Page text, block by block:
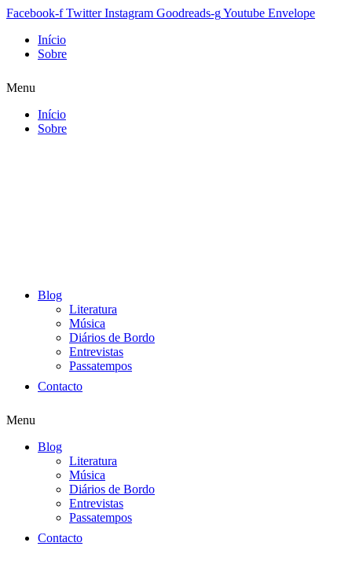
Facebook-f Twitter Instagram Goodreads-gYoutube Envelope
Início
Sobre
Menu
Início
Sobre
Blog
Literatura
Música
Diários de Bordo
Entrevistas
Passatempos
Contacto
Menu
Blog
Literatura
Música
Diários de Bordo
Entrevistas
Passatempos
Contacto